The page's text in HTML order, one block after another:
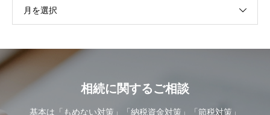
月を選択
相続に関するご相談
基本は「もめない対策」「納税資金対策」「節税対策」